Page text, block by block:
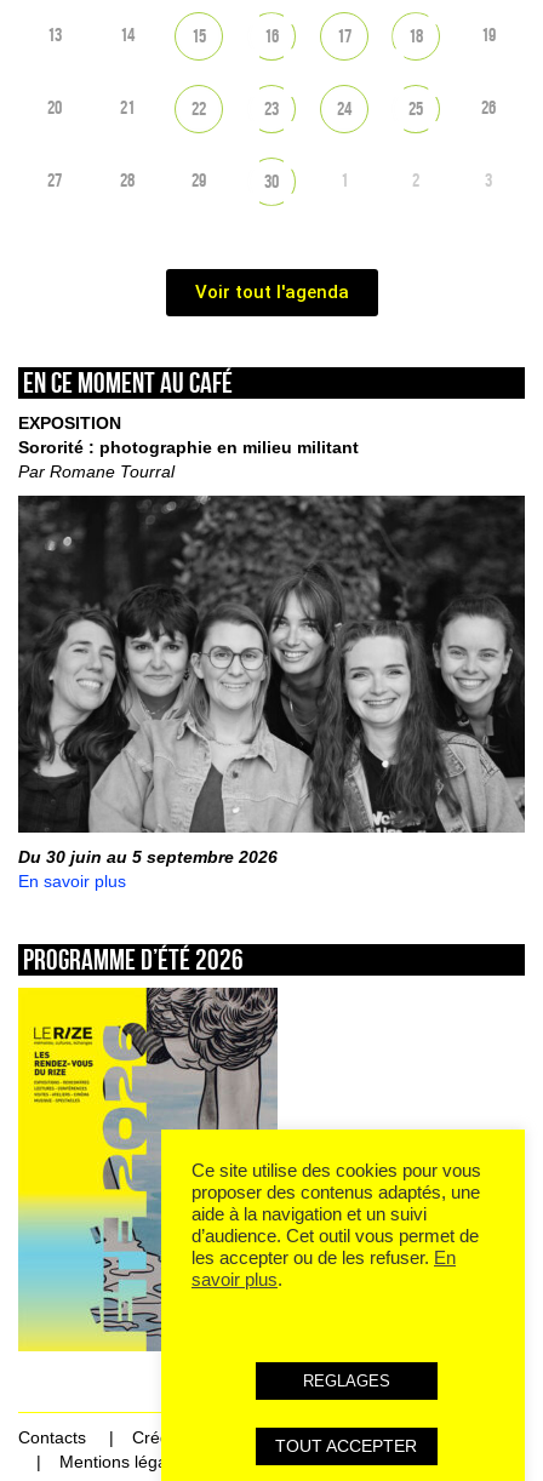
13 14 15 16 17 18 19
20 21 22 23 24 25 26
27 28 29 30 1 2 3
Voir tout l'agenda
En ce moment au café
EXPOSITION
Sororité : photographie en milieu militant
Par Romane Tourral
Du 30 juin au 5 septembre 2026
En savoir plus
Programme d’été 2026
Contacts
Crédits
Mentions légales et données personnelles
Ce site utilise des cookies pour vous
proposer des contenus adaptés, une
aide à la navigation et un suivi
d’audience. Cet outil vous permet de
les accepter ou de les refuser. En
savoir plus.
REGLAGES
TOUT ACCEPTER